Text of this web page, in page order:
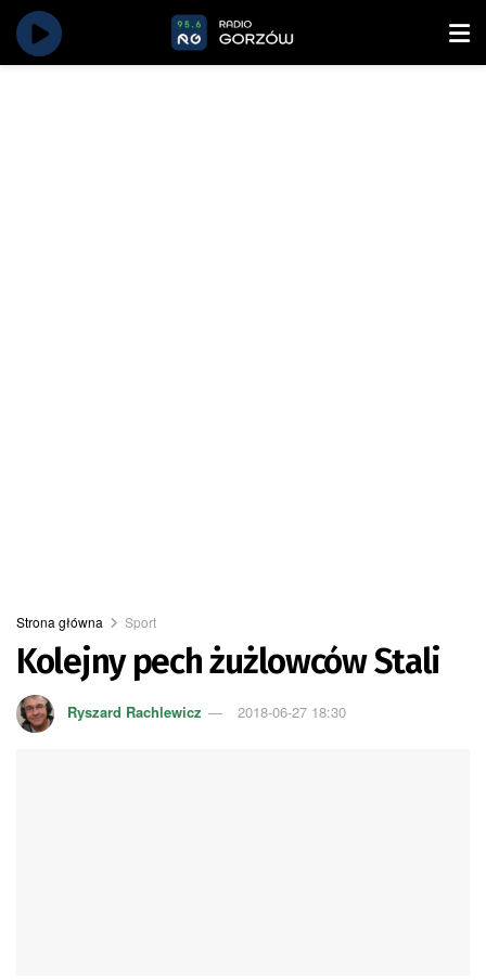
Strona główna Sport
Kolejny pech żużlowców Stali
Ryszard Rachlewicz 2018-06-27 18:30